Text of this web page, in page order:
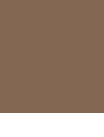
Emilia-Romagna
Emilia-
Emilia-
von Cammini